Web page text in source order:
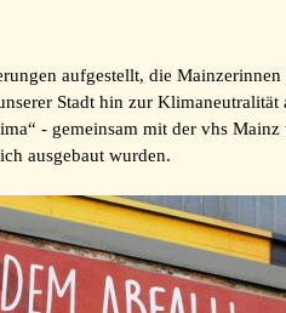
aufgestellt, die
Stadt hin zur
- gemeinsam mit der vhs Mainz
ausgebaut wurden.